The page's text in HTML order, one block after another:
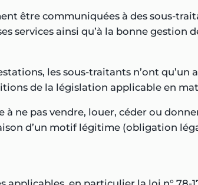
être communiquées à des sous-
services ainsi qu’à la bonne gestion
les sous-traitants n’ont
de la législation applicable en
à ne pas vendre, louer, céder ou
d’un motif légitime (obligation